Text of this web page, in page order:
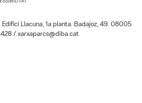
Llacuna, 1a planta. Badajoz, 49. 08005
/ xarxaparcs@diba.cat